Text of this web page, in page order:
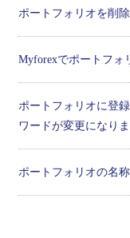
ポートフォリオを削除
Myforexでポートフォ
ポートフォリオに登
ワードが変更になりま
ポートフォリオの名